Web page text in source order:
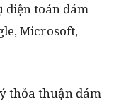
điện toán đám
Microsoft,
thỏa thuận đám